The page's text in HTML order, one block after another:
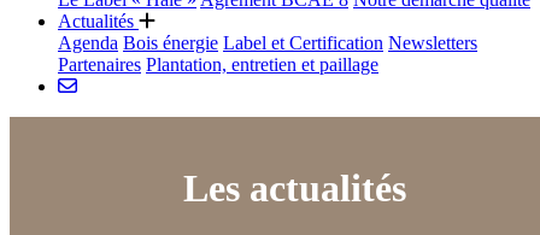
Actualités
Agenda Bois énergie Label et Certification Newsletters
Partenaires Plantation, entretien et paillage
Les actualités